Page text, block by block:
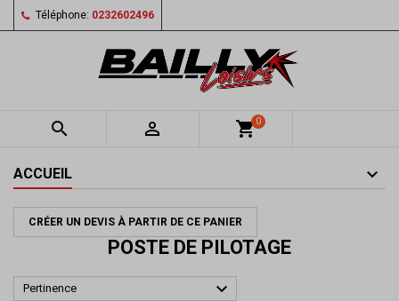
Téléphone: 0232602496
  shopping_cart0
ACCUEIL
CRÉER UN DEVIS À PARTIR DE CE PANIER
POSTE DE PILOTAGE
Pertinence 